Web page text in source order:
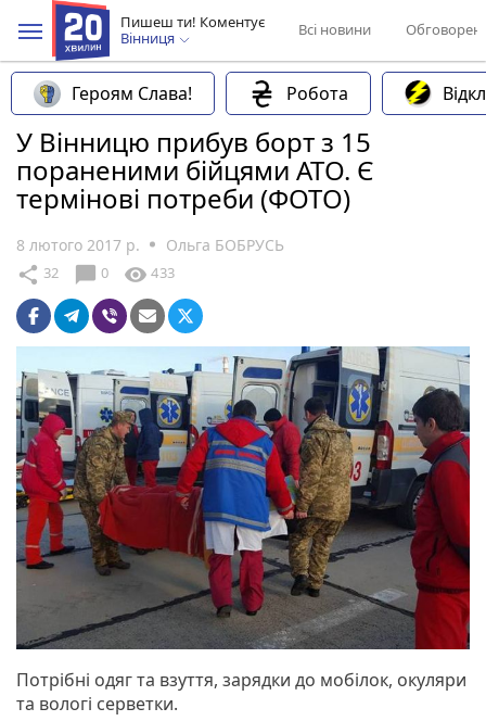
Пишеш ти! Коментує
Вінниця
Всі новини
Героям Слава! Робота
У Вінницю прибув борт з 15
пораненими бійцями АТО. Є
термінові потреби (ФОТО)
8 лютого 2017 р. Ольга БОБРУСЬ
share 32 chat_bubble 0 visibility 433
Потрібні одяг та взуття, зарядки до мобілок, окуляри
та вологі серветки.